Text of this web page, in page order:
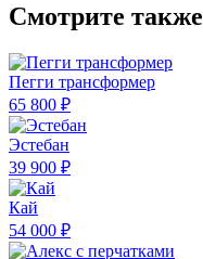
Смотрите также
Пегги трансформер
65 800 ₽
Эстебан
39 900 ₽
Кай
54 000 ₽